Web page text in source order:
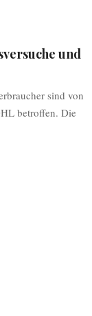
und
sind von
betroffen. Die